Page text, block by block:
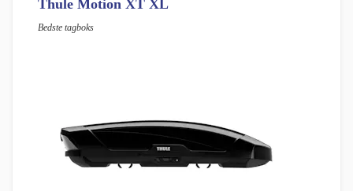
Thule Motion XT XL
Bedste tagboks